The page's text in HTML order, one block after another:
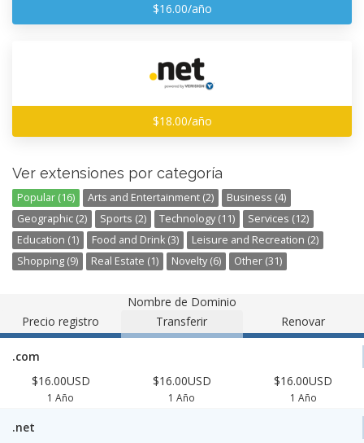
$16.00/año
$18.00/año
Ver extensiones por categoría
Popular (16) Arts and Entertainment (2)
Business (4)
Geographic (2)
Sports (2) Technology (11)
Services (12)
Education (1)
Food and Drink (3)
Leisure and Recreation (2)
Shopping (9)
Real Estate (1) Novelty (6) Other (31)
Nombre de Dominio
Precio registro
Transferir Renovar
.com
$16.00USD
1 Año
$16.00USD
1 Año
$16.00USD
1 Año
.net